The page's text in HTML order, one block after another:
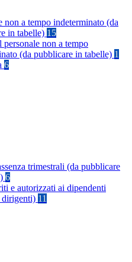
non a tempo indeterminato (da
in tabelle) 15
personale non a tempo
(da pubblicare in tabelle) 1
6
trimestrali (da pubblicare
6
e autorizzati ai dipendenti
dirigenti) 11